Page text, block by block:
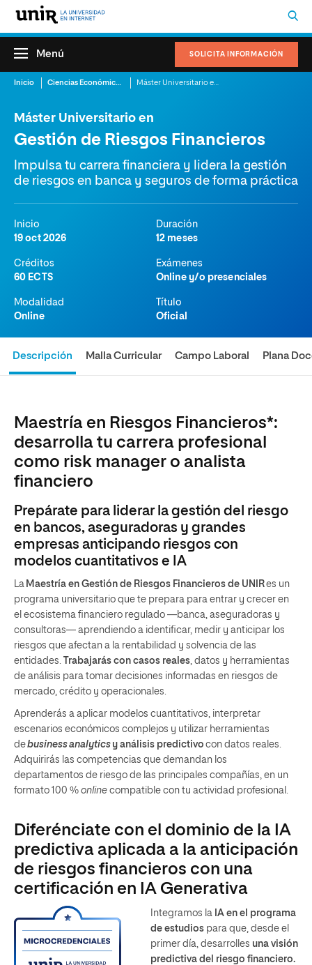
SOLICITA INFORMACIÓN
Menú
Inicio Ciencias Económicas y Administrativas
Máster Universitario en
Gestión de Riesgos Financieros
Impulsa tu carrera financiera y lidera la gestión
de riesgos en banca y seguros de forma práctica
Inicio
19 oct 2026
Duración
12 meses
Créditos
60 ECTS
Exámenes
Online y/o presenciales
Modalidad
Online
Título
Oficial
Descripción Malla Curricular Campo Laboral Plana
Maestría en Riesgos Financieros*:
desarrolla tu carrera profesional
como risk manager o analista
financiero
Prepárate para liderar la gestión del riesgo
en bancos, aseguradoras y grandes
empresas anticipando riesgos con
modelos cuantitativos e IA
La Maestría en Gestión de Riesgos Financieros de UNIRes un
programa universitario que te prepara para entrar y crecer en
el ecosistema financiero regulado —banca, aseguradoras y
consultoras— aprendiendo a identificar, medir y anticipar los
riesgos que afectan a la rentabilidad y solvencia de las
entidades.
Trabajarás con casos reales, datos y herramientas
de análisis para tomar decisiones informadas en riesgos de
mercado, crédito y operacionales.
Aprenderás a aplicar modelos cuantitativos, interpretar
escenarios económicos complejos y utilizar herramientas
debusiness analytics y análisis predictivo con datos reales.
Adquirirás las competencias que demandan los
departamentos de riesgo de las principales compañías, en un
formato 100 % online compatible con tu actividad profesional.
Diferénciate con el dominio de la IA
predictiva aplicada a la anticipación
de riesgos financieros con una
certificación en IA Generativa
Integramos la IA en el programa
de estudios para que, desde el
primer día, desarrolles una visión
predictiva del riesgo financiero.